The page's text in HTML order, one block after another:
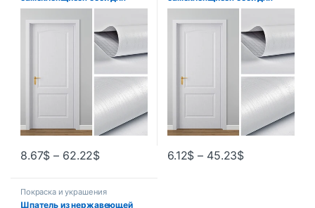
шкафа, водостойкие
виниловые обои из ПВХ, шкаф
для спальни, мебель, ремонт
двери, наклейка на стену
8.67$ – 62.22$
шкафа, водостойкие
виниловые обои из ПВХ, шкаф
для спальни, мебель, ремонт
двери, наклейка на стену
6.12$ – 45.23$
Покраска и украшения
Шпатель из нержавеющей